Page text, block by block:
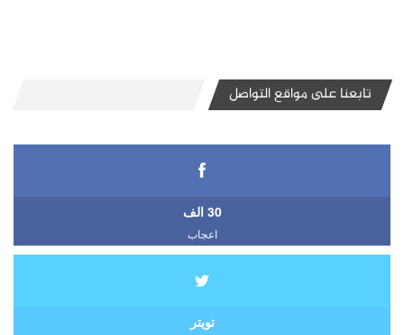
تابعنا على مواقع التواصل
30 الف
اعجاب
تويتر